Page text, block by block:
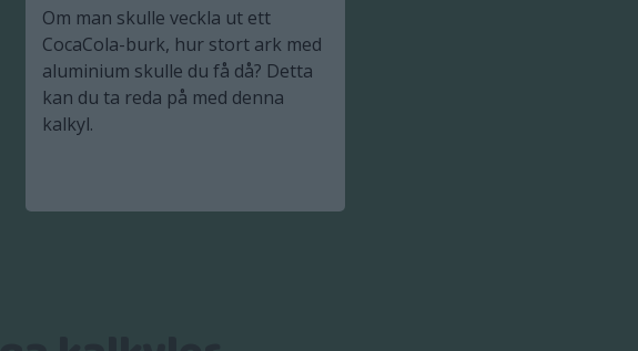
Om man skulle veckla ut ett
CocaCola-burk, hur stort ark med
aluminium skulle du få då? Detta
kan du ta reda på med denna
kalkyl.